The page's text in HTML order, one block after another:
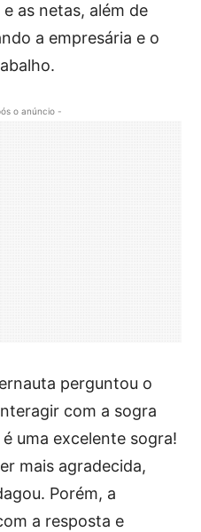
as netas, além de
a empresária e o
o anúncio -
perguntou o
com a sogra
uma excelente sogra!
mais agradecida,
Porém, a
a resposta e